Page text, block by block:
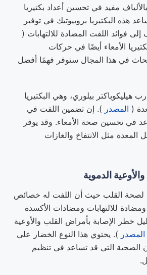
مفيد في تحسين أعداد بكتيريا
هذه البكتيريا بروبيوتيك في توفير
فوائد اللفت المضادة للالتهابات (
الأمعاء أيضًا في حركات
في هذا المجال ستوفر فهمًا أفضل
هيليكوباكتر بيلوري، وهي البكتيريا
( المصدر ). إن تضمين اللفت في
في تحسين صحة الأمعاء. وقد يوفر
مثل الانتفاخ والغازات
الدموية
لصحة القلب حيث أن اللفت له خصائص
للالتهابات ومضادات الأكسدة
خطر الإصابة بأمراض القلب والأوعية
المصدر ). يحتوي هذا النوع الخضار على
الصحية التي قد تساعد في تنظيم